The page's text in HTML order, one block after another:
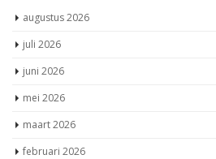
augustus 2026
juli 2026
juni 2026
mei 2026
maart 2026
februari 2026